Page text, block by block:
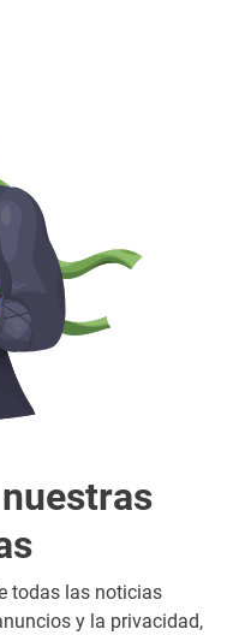
todas las noticias
y la privacidad,